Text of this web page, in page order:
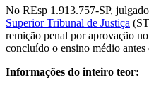
No REsp 1.913.757-SP,
Superior Tribunal de Justiça
remição penal por aprovação
concluído o ensino médio antes
Informações do inteiro teor: